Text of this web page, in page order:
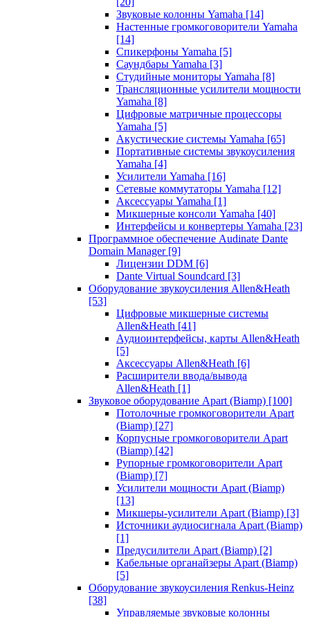
Звуковые колонны Yamaha [14]
Настенные громкоговорители Yamaha
[14]
Спикерфоны Yamaha [5]
Саундбары Yamaha [3]
Студийные мониторы Yamaha [8]
Трансляционные усилители мощности
Yamaha [8]
Цифровые матричные процессоры
Yamaha [5]
Акустические системы Yamaha [65]
Портативные системы звукоусиления
Yamaha [4]
Усилители Yamaha [16]
Сетевые коммутаторы Yamaha [12]
Аксессуары Yamaha [1]
Микшерные консоли Yamaha [40]
Интерфейсы и конвертеры Yamaha [23]
Программное обеспечение Audinate Dante
Domain Manager [9]
Лицензии DDM [6]
Dante Virtual Soundcard [3]
Оборудование звукоусиления Allen&Heath
[53]
Цифровые микшерные системы
Allen&Heath [41]
Аудиоинтерфейсы, карты Allen&Heath
[5]
Аксессуары Allen&Heath [6]
Расширители ввода/вывода
Allen&Heath [1]
Звуковое оборудование Apart (Biamp) [100]
Потолочные громкоговорители Apart
(Biamp) [27]
Корпусные громкоговорители Apart
(Biamp) [42]
Рупорные громкоговорители Apart
(Biamp) [7]
Усилители мощности Apart (Biamp)
[13]
Микшеры-усилители Apart (Biamp) [3]
Источники аудиосигнала Apart (Biamp)
[1]
Предусилители Apart (Biamp) [2]
Кабельные органайзеры Apart (Biamp)
[5]
Оборудование звукоусиления Renkus-Heinz
[38]
Управляемые звуковые колонны